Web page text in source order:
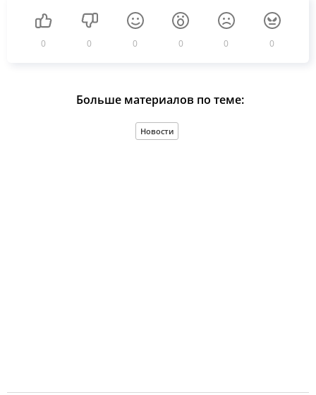
0 0 0 0 0 0
Больше материалов по теме:
Новости